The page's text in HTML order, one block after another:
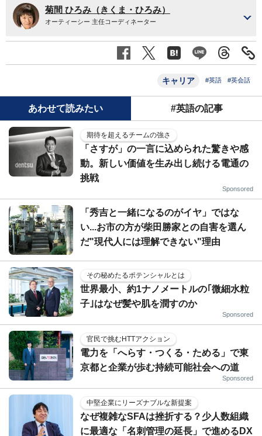
菊間 ひろみ（きくま・ひろみ）
オーティーシー 主任コーディネーター
キャリア #英語 #英会話
あわせて読みたい #英語の記事
期待を超えるチームの強さ
「さすが」の一言に込められた驚きや感
動。新しい価値を生み出し続ける電通の
挑戦
Sponsored
「秀吉と一緒になるのがイヤ」ではな
い...お市の方が柴田勝家との自害を選ん
だ"現代人には理解できない"理由
その秘めたるポテンシャルとは
世界最小、約1ナノメートルの｢微細水粒
子｣はなぜ髪や肌を潤すのか
Sponsored
官民で挑むHTTアクション
電力を「へらす・つくる・ためる」で東
京都と企業が歩む持続可能社会への道
Sponsored
中堅企業にリーズナブルな新提案
なぜ複雑なSFAは挫折する？少人数組織
に最適な「名刺管理の延長」で進めるDX